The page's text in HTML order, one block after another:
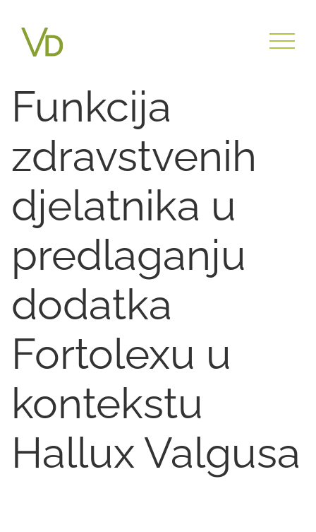
Funkcija
zdravstvenih
djelatnika u
predlaganju
dodatka
Fortolexu u
kontekstu
Hallux Valgusa